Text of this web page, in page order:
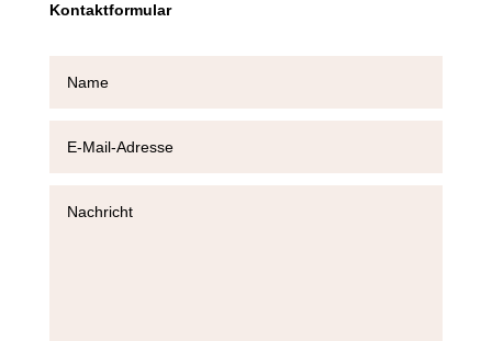
Kontaktformular